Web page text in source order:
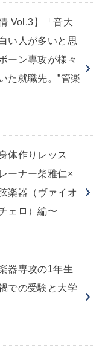
Vol.3】「音大
い人が多いと思
ーン専攻が様々
た就職先。”管楽
体作りレッス
ーナー柴雅仁×
楽器（ヴァイオ
ェロ）編〜
器専攻の1年生
での受験と大学